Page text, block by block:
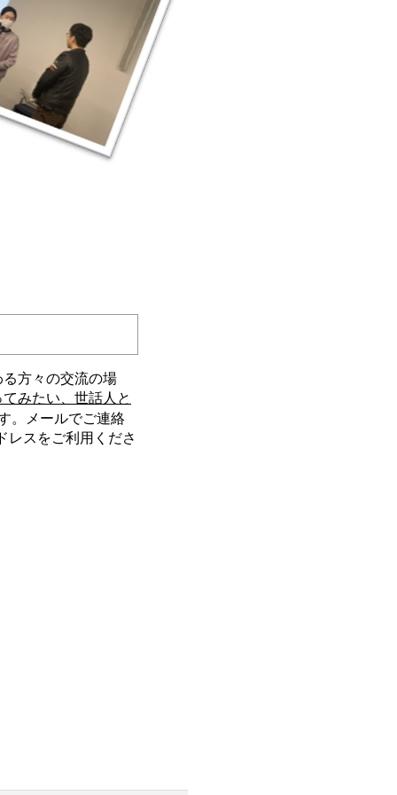
方々の交流の場
みたい、世話人と
。メールでご連絡
レスをご利用くださ